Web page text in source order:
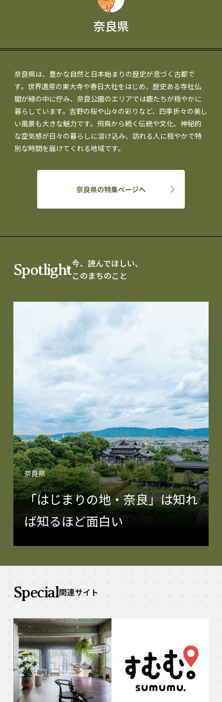
奈良県
奈良県は、豊かな自然と日本始まりの歴史が息づく古都で
す。世界遺産の東大寺や春日大社をはじめ、歴史ある寺社仏
閣が緑の中に佇み、奈良公園のエリアでは鹿たちが穏やかに
暮らしています。吉野の桜や山々の彩りなど、四季折々の美し
い風景も大きな魅力です。飛鳥から続く伝統や文化、神秘的
な空気感が日々の暮らしに溶け込み、訪れる人に穏やかで特
別な時間を届けてくれる地域です。
奈良県の特集ページへ
Spotlight今、読んでほしい、
このまちのこと
奈良県
「はじまりの地・奈良」は知れ
ば知るほど面白い
Special関連サイト